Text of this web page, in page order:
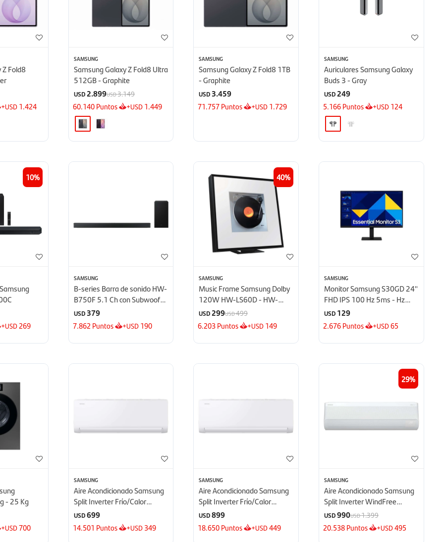
Fold8
+USD 1.424
SAMSUNG
Samsung Galaxy Z Fold8 Ultra
512GB - Graphite
USD2.899USD3.149
60.140Puntos +USD 1.449
SAMSUNG
Samsung Galaxy Z Fold8 1TB
- Graphite
USD 3.459
71.757Puntos +USD 1.729
SAMSUNG
Auriculares Samsung Galaxy
Buds 3 - Gray
USD249
5.166Puntos +USD 124
10
+USD 269
SAMSUNG
B-series Barra de sonido HW-
B750F 5.1 Ch con Subwoofer
- 2025
USD 379
7.862 Puntos +USD 190
40
SAMSUNG
Music Frame Samsung Dolby
120W HW-LS60D - HW-
LS60D
USD299USD499
6.203Puntos +USD 149
SAMSUNG
Monitor Samsung S30GD 24''
FHD IPS 100 Hz 5ms - Hz
5ms
USD 129
2.676Puntos +USD65
- 25 Kg
+USD700
SAMSUNG
Aire Acondicionado Samsung
Split Inverter Frío/Calor
12.000 BTU - BTU
USD699
14.501 Puntos +USD 349
SAMSUNG
Aire Acondicionado Samsung
Split Inverter Frío/Calor
18.000 BTU - BTU
USD899
18.650Puntos +USD449
29
SAMSUNG
Aire Acondicionado Samsung
Split Inverter WindFree
12000 BTU - BTU
USD990USD1.399
20.538Puntos +USD495